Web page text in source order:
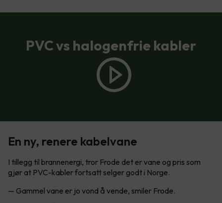
PVC vs halogenfrie kabler
En ny, renere kabelvane
I tillegg til brannenergi, tror Frode det er vane og pris som
gjør at PVC-kabler fortsatt selger godt i Norge.
— Gammel vane er jo vond å vende, smiler Frode.